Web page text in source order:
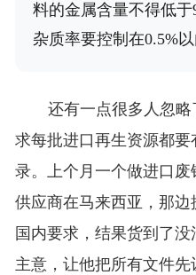
料的金属含量不得低于
杂质率要控制在0.5%以
还有一点很多人忽
求每批进口再生资源都
录。上个月一个做进口
供应商在马来西亚，那
国内要求，结果货到了
主意，让他把所有文件